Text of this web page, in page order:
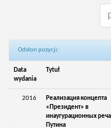
Odsłon pozycji:
Data
wydania
Tytuł
2016
Реализация концепта
«Президент» в
инаугурационных
Путина